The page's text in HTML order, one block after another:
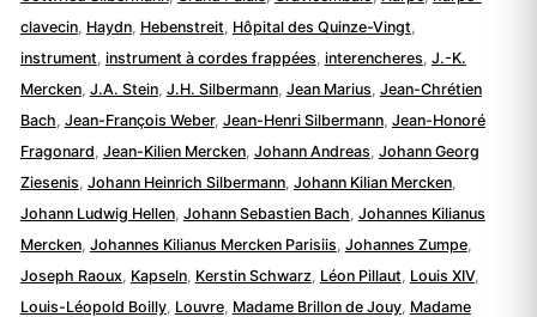
clavecin, Haydn, Hebenstreit Hôpital des Quinze-Vingt
instrument instrument à cordes frappées interencheres J.-K.
Mercken, J.A. Stein, J.H. Silbermann, Jean Marius Jean-Chrétien
Bach Jean-François Weber, Jean-Henri Silbermann, Jean-Honoré
Fragonard Jean-Kilien Mercken, Johann Andreas Johann Georg
Ziesenis Johann Heinrich Silbermann, Johann Kilian Mercken,
Johann Ludwig Hellen, Johann Sebastien Bach Johannes Kilianus
Mercken, Johannes Kilianus Mercken Parisiis Johannes Zumpe,
Joseph Raoux, Kapseln, Kerstin Schwarz Léon Pillaut Louis XIV,
Louis-Léopold Boilly, Louvre, Madame Brillon de Jouy, Madame